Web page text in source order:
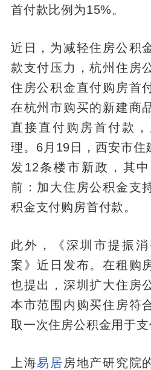
首付款比例为15%。
近日，为减轻住房公积
款支付压力，杭州住房
住房公积金直付购房首
在杭州市购买的新建商
直接直付购房首付款
理。6月19日，西安市住
发12条楼市新政，其
前：加大住房公积金支
积金支付购房首付款。
此外，《深圳市提振
案》近日发布。在租购
也提出，深圳扩大住房
本市范围内购买住房符
取一次住房公积金用于支
上海易居 房地产研究院